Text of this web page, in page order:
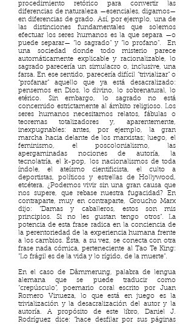
procedimiento retórico para convertir las
diferencias de naturaleza —esenciales, digamos—
en diferencias de grado. Así, por ejemplo, una de
las distinciones fundamentales que solemos
efectuar los seres humanos es la que separa —o
puede separar— “lo sagrado” y “lo profano”. En
una sociedad donde todo misterio parece
automáticamente explicable y racionalizable, lo
sagrado parecería un simulacro o, inclusive, una
farsa. En ese sentido, parecería difícil “trivializar” o
“profanar” aquello que ya está desacralizado:
pensemos en Dios, lo divino, lo sobrenatural, lo
etérico. Sin embargo, lo sagrado no está
concernido estrictamente al ámbito religioso. Los
seres humanos necesitamos relatos, fábulas o
teoremas totalizadores y, aparentemente,
inexpugnables: antes, por ejemplo, la gran
marcha hacia delante de los marxistas; luego, el
feminismo, el poscolonialismo, las
apergaminadas nociones de autoría, la
tecnolatría, el k-pop, los nacionalismos de toda
índole, el ateísmo cientificista, el culto a
deportistas, políticos y estrellas de Hollywood,
etcétera. ¿Podemos vivir sin una gran causa que
nos supere, que rebase nuestra fugacidad? En
contraparte, muy en contraparte, Groucho Marx
dijo: “Damas y caballeros, estos son mis
principios. Si no les gustan tengo otros”. La
potencia de esta frase radica en la conciencia de
la perentoriedad de la experiencia humana frente
a los cambios. Ésta, a su vez, se conecta con otra
frase nada cómica, perteneciente al Tao Te King:
“Lo frágil es de la vida y lo rígido, de la muerte”.
En el caso de Dämmerung, palabra de lengua
alemana que se puede traducir como
“crepúsculo”, poemario coral escrito por Juan
Romero Vinueza, lo que está en juego es la
trivialización y la desacralización del autor y la
autoría. A propósito de este libro, Daniel J.
Rodríguez dice: “hace desfilar por sus páginas